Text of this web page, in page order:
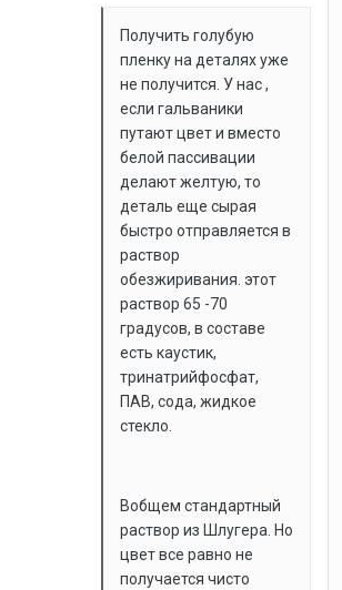
Получить голубую
пленку на деталях уже
не получится. У нас ,
если гальваники
путают цвет и вместо
белой пассивации
делают желтую, то
деталь еще сырая
быстро отправляется в
раствор
обезжиривания. этот
раствор 65 -70
градусов, в составе
есть каустик,
тринатрийфосфат,
ПАВ, сода, жидкое
стекло.
Вобщем стандартный
раствор из Шлугера. Но
цвет все равно не
получается чисто